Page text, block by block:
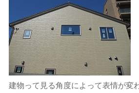
建物って見る角度によって表情が変